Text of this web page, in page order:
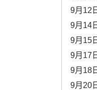
9月12
9月14
9月15
9月17
9月18
9月20